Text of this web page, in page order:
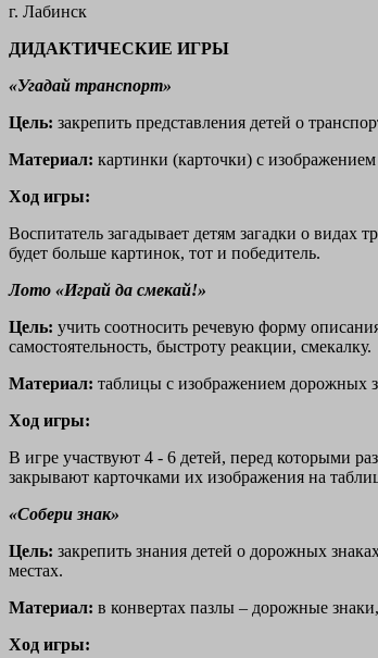
г. Лабинск
ДИДАКТИЧЕСКИЕ ИГРЫ
«Угадай транспорт»
Цель: закрепить представления детей о
Материал: картинки (карточки) с изображением
Ход игры:
Воспитатель загадывает детям загадки о видах
будет больше картинок, тот и победитель.
Лото «Играй да смекай!»
Цель: учить соотносить речевую форму
самостоятельность, быстроту реакции, смекалку.
Материал: таблицы с изображением дорожных
Ход игры:
В игре участвуют 4 - 6 детей, перед которыми
закрывают карточками их изображения на
«Собери знак»
Цель: закрепить знания детей о дорожных
местах.
Материал: в конвертах пазлы – дорожные
Ход игры: